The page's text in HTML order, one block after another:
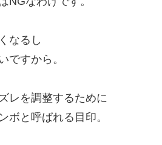
なるし
ですから。
レを調整するために
ボと呼ばれる目印。